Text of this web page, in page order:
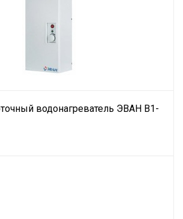
водонагреватель ЭВАН В1-